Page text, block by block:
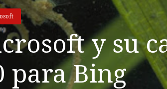
y su
para Bing